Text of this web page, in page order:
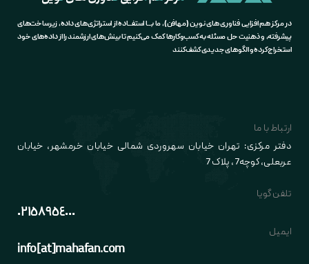
ارتباط با ما
دفتر مرکزی: تهران خیابان سهروردی شمالی خیابان خرمشهر، خیابان
عربعلی، کوچه7 ، پلاک 7
تلفن گویا
٠٢١٥٨٩٥٤٠٠٠
ایمیل
info[at]mahafan.com
در مرکز هم افزایی فناوری های نوین (مهافن)، ما بـــا استفـــاده از استراتژی‌های داده، زیرساخت‌های
پیشرفته، و ذهنیت حل مسئله به کسب‌وکارها کمک می‌کنیم تا بینش‌های ارزشمند را از داده‌های خود
استخراج کرده و الگوهای جدیدی کشف کنند